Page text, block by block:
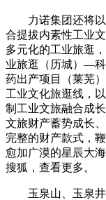
力诺集团还将以
合提拔内素性工业
多元化的工业旅逛
业旅逛（历城）—
药出产项目（莱芜
工业文化旅逛线，
制工业文旅融合成
文旅财产蓄势成长
完整的财产款式，
愈加广漠的星辰大
搜狐，查看更多。
玉泉山、玉泉井